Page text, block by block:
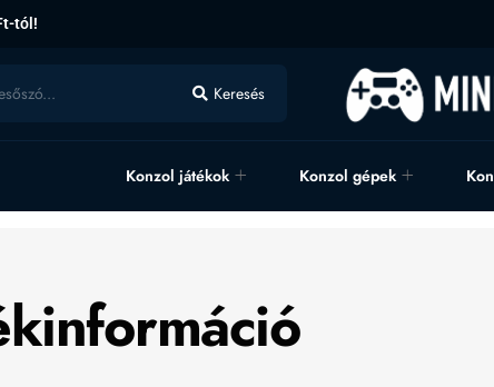
tól!
Keresés
Konzol játékok Konzol gépek